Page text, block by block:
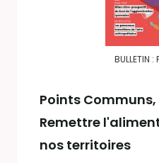
BULLETIN :
Points Communs
Remettre
nos territoires